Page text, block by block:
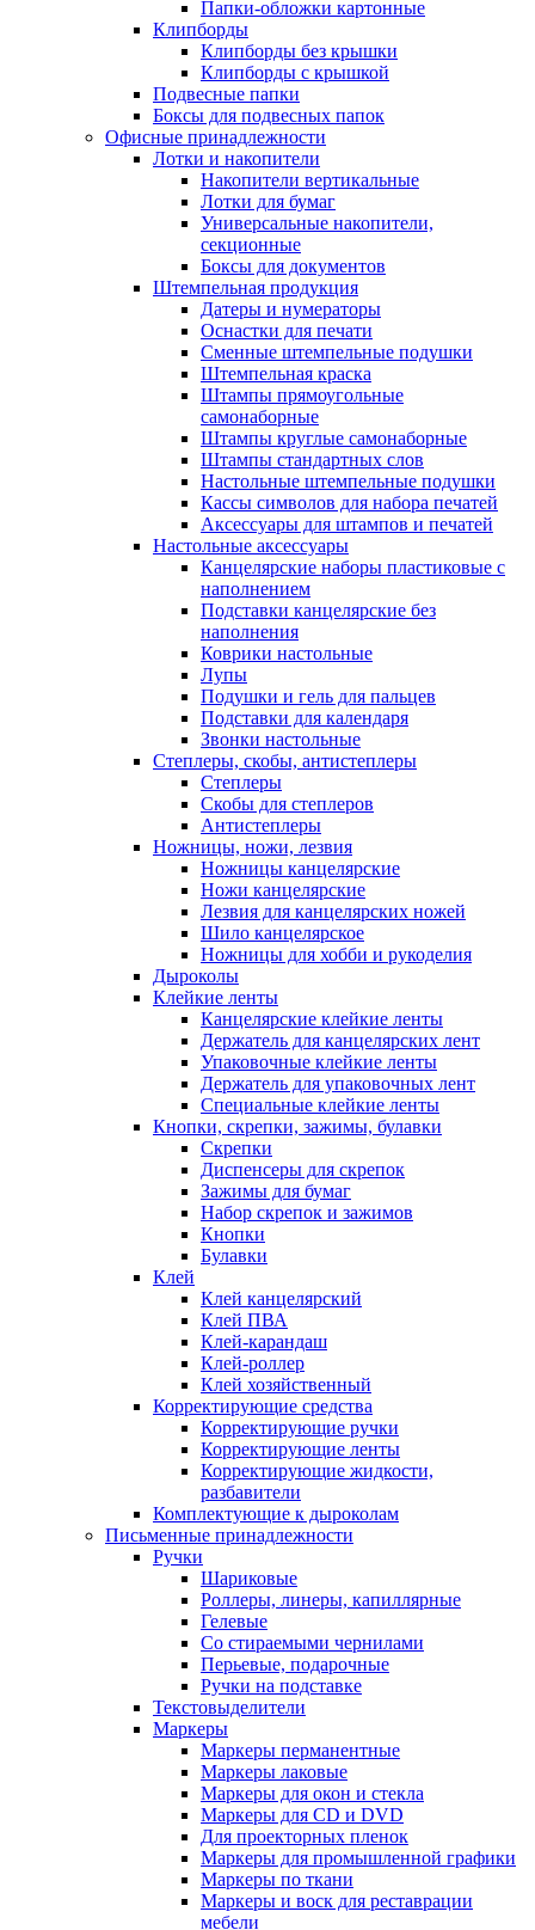
Папки-обложки картонные
Клипборды
Клипборды без крышки
Клипборды с крышкой
Подвесные папки
Боксы для подвесных папок
Офисные принадлежности
Лотки и накопители
Накопители вертикальные
Лотки для бумаг
Универсальные накопители,
секционные
Боксы для документов
Штемпельная продукция
Датеры и нумераторы
Оснастки для печати
Сменные штемпельные подушки
Штемпельная краска
Штампы прямоугольные
самонаборные
Штампы круглые самонаборные
Штампы стандартных слов
Настольные штемпельные подушки
Кассы символов для набора печатей
Аксессуары для штампов и печатей
Настольные аксессуары
Канцелярские наборы пластиковые с
наполнением
Подставки канцелярские без
наполнения
Коврики настольные
Лупы
Подушки и гель для пальцев
Подставки для календаря
Звонки настольные
Степлеры, скобы, антистеплеры
Степлеры
Скобы для степлеров
Антистеплеры
Ножницы, ножи, лезвия
Ножницы канцелярские
Ножи канцелярские
Лезвия для канцелярских ножей
Шило канцелярское
Ножницы для хобби и рукоделия
Дыроколы
Клейкие ленты
Канцелярские клейкие ленты
Держатель для канцелярских лент
Упаковочные клейкие ленты
Держатель для упаковочных лент
Специальные клейкие ленты
Кнопки, скрепки, зажимы, булавки
Скрепки
Диспенсеры для скрепок
Зажимы для бумаг
Набор скрепок и зажимов
Кнопки
Булавки
Клей
Клей канцелярский
Клей ПВА
Клей-карандаш
Клей-роллер
Клей хозяйственный
Корректирующие средства
Корректирующие ручки
Корректирующие ленты
Корректирующие жидкости,
разбавители
Комплектующие к дыроколам
Письменные принадлежности
Ручки
Шариковые
Роллеры, линеры, капиллярные
Гелевые
Со стираемыми чернилами
Перьевые, подарочные
Ручки на подставке
Текстовыделители
Маркеры
Маркеры перманентные
Маркеры лаковые
Маркеры для окон и стекла
Маркеры для CD и DVD
Для проекторных пленок
Маркеры для промышленной графики
Маркеры по ткани
Маркеры и воск для реставрации
мебели